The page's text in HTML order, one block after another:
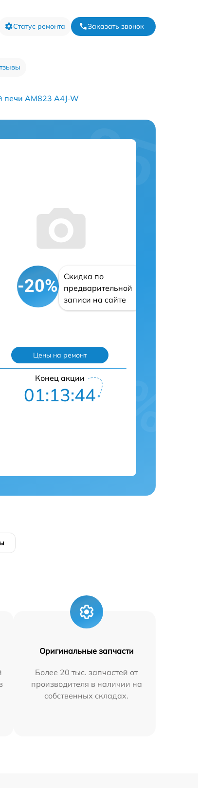
Статус ремонта Заказать звонок
печи AM823 A4J-W
-20%
Скидка по
предварительной
записи на сайте
Цены на ремонт
Конец акции
01:13:43
Оригинальные запчасти
Более 20 тыс. запчастей от
производителя в наличии на
собственных складах.